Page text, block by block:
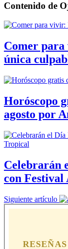
Contenido de
Comer para
única
Horóscopo
agosto por
Celebrarán
con
Siguiente artículo